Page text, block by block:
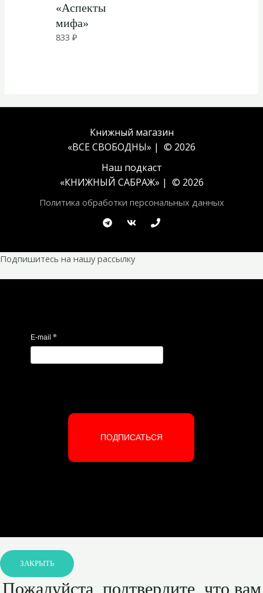
«Аспекты
мифа»
833₽
Книжный магазин
«ВСЕ СВОБОДНЫ» | © 2026
Наш подкаст
«КНИЖНЫЙ САБРАЖ» | © 2026
Политика обработки персональных данных
Подпишитесь на нашу рассылку
E-mail *
ПОДПИСАТЬСЯ
ЗАКРЫТЬ
Пожалуйста, подтвердите, что вам